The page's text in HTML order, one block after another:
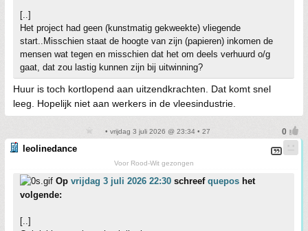
[..]
Het project had geen (kunstmatig gekweekte) vliegende
start..Misschien staat de hoogte van zijn (papieren) inkomen de
mensen wat tegen en misschien dat het om deels verhuurd o/g
gaat, dat zou lastig kunnen zijn bij uitwinning?
Huur is toch kortlopend aan uitzendkrachten. Dat komt snel
leeg. Hopelijk niet aan werkers in de vleesindustrie.
• vrijdag 3 juli 2026 @ 23:34 • 27
leolinedance
Voor Rood-Wit gezongen
Op vrijdag 3 juli 2026 22:30 schreef quepos het
volgende:
[..]